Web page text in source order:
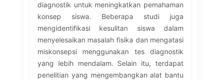
diagnostik untuk meningkatkan pemahaman
konsep siswa. Beberapa studi juga
mengidentifikasi kesulitan siswa dalam
menyelesaikan masalah fisika dan mengatasi
miskonsepsi menggunakan tes diagnostik
yang lebih mendalam. Selain itu, terdapat
penelitian yang mengembangkan alat bantu